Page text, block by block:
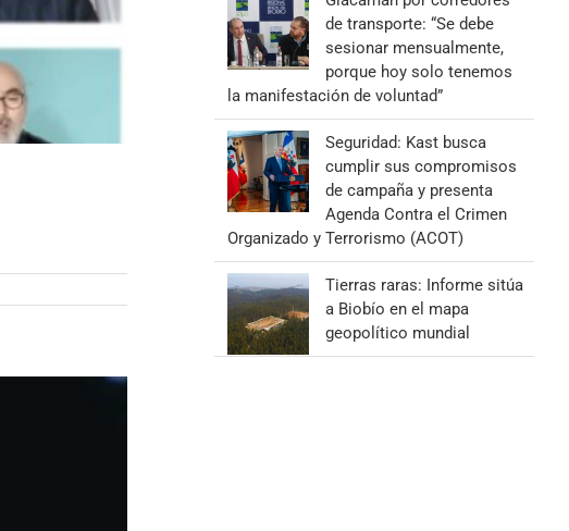
de transporte: “Se debe
sesionar mensualmente,
porque hoy solo tenemos
la manifestación de voluntad”
Seguridad: Kast busca
cumplir sus compromisos
de campaña y presenta
Agenda Contra el Crimen
Organizado y Terrorismo (ACOT)
Tierras raras: Informe sitúa
a Biobío en el mapa
geopolítico mundial